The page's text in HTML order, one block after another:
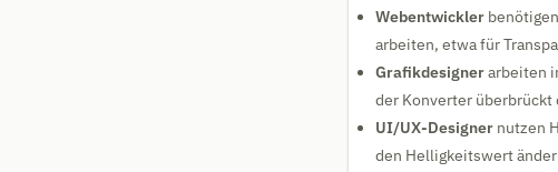
Webentwickler
arbeiten, etwa für
Grafikdesignerarbeiten
der Konverter überbrückt
UI/UX-Designer nutzen
den Helligkeitswert